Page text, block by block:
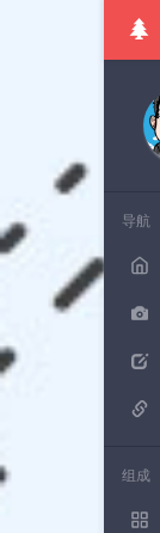
导航
组成